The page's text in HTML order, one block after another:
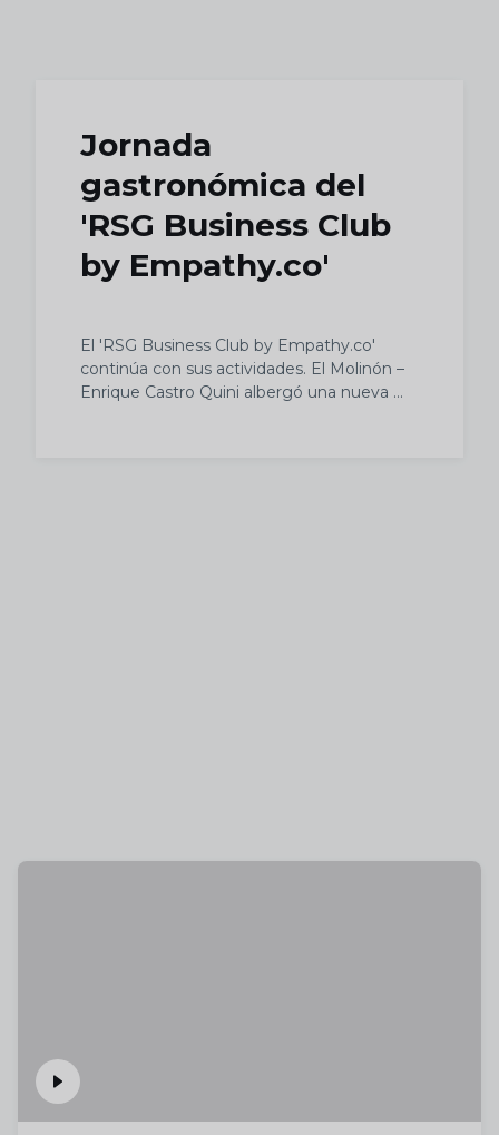
Jornada
gastronómica del
'RSG Business Club
by Empathy.co'
El 'RSG Business Club by Empathy.co'
continúa con sus actividades. El Molinón –
Enrique Castro Quini albergó una nueva ...